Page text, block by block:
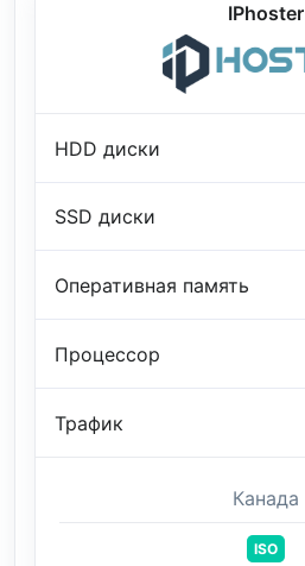
IPhoster
HDD диски
SSD диски
Оперативная память
Процессор
Трафик
Канада
ISO